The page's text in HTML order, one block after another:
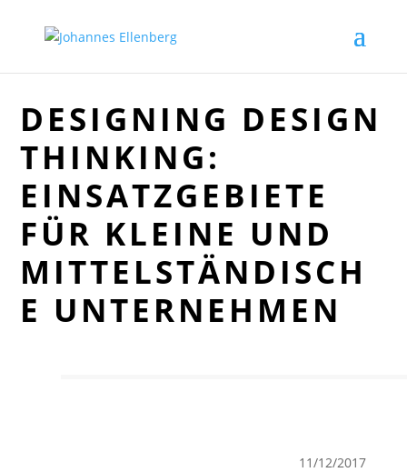
DESIGNING DESIGN
THINKING:
EINSATZGEBIETE
FÜR KLEINE UND
MITTELSTÄNDISCH
E UNTERNEHMEN
11/12/2017